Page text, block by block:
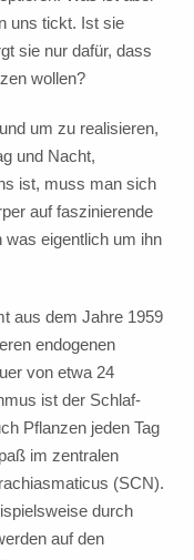
uns tickt. Ist sie
sie nur dafür, dass
wollen?
um zu realisieren,
und Nacht,
ist, muss man sich
auf faszinierende
eigentlich um ihn
aus dem Jahre 1959
endogenen
von etwa 24
ist der Schlaf-
Pflanzen jeden Tag
im zentralen
(SCN).
durch
auf den